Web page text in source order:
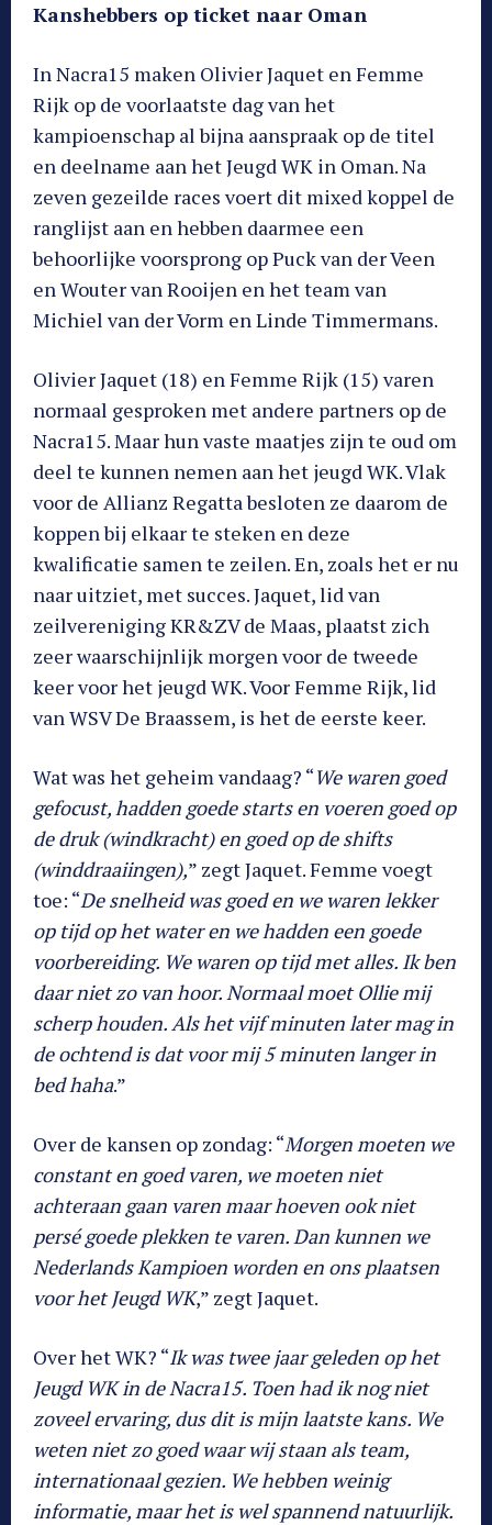
Kanshebbers op ticket naar Oman
In Nacra15 maken Olivier Jaquet en Femme
Rijk op de voorlaatste dag van het
kampioenschap al bijna aanspraak op de titel
en deelname aan het Jeugd WK in Oman. Na
zeven gezeilde races voert dit mixed koppel de
ranglijst aan en hebben daarmee een
behoorlijke voorsprong op Puck van der Veen
en Wouter van Rooijen en het team van
Michiel van der Vorm en Linde Timmermans.
Olivier Jaquet (18) en Femme Rijk (15) varen
normaal gesproken met andere partners op de
Nacra15. Maar hun vaste maatjes zijn te oud om
deel te kunnen nemen aan het jeugd WK. Vlak
voor de Allianz Regatta besloten ze daarom de
koppen bij elkaar te steken en deze
kwalificatie samen te zeilen. En, zoals het er nu
naar uitziet, met succes. Jaquet, lid van
zeilvereniging KR&ZV de Maas, plaatst zich
zeer waarschijnlijk morgen voor de tweede
keer voor het jeugd WK. Voor Femme Rijk, lid
van WSV De Braassem, is het de eerste keer.
Wat was het geheim vandaag? “We waren goed
gefocust, hadden goede starts en voeren goed op
de druk (windkracht) en goed op de shifts
(winddraaiingen),” zegt Jaquet. Femme voegt
toe: “De snelheid was goed en we waren lekker
op tijd op het water en we hadden een goede
voorbereiding. We waren op tijd met alles. Ik ben
daar niet zo van hoor. Normaal moet Ollie mij
scherp houden. Als het vijf minuten later mag in
de ochtend is dat voor mij 5 minuten langer in
bed haha.”
Over de kansen op zondag: “Morgen moeten we
constant en goed varen, we moeten niet
achteraan gaan varen maar hoeven ook niet
persé goede plekken te varen. Dan kunnen we
Nederlands Kampioen worden en ons plaatsen
voor het Jeugd WK,” zegt Jaquet.
Over het WK? “Ik was twee jaar geleden op het
Jeugd WK in de Nacra15. Toen had ik nog niet
zoveel ervaring, dus dit is mijn laatste kans. We
weten niet zo goed waar wij staan als team,
internationaal gezien. We hebben weinig
informatie, maar het is wel spannend natuurlijk.